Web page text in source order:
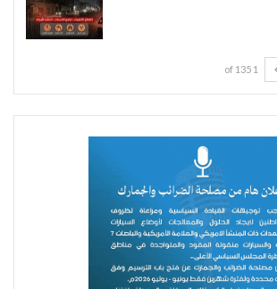
1 of 135